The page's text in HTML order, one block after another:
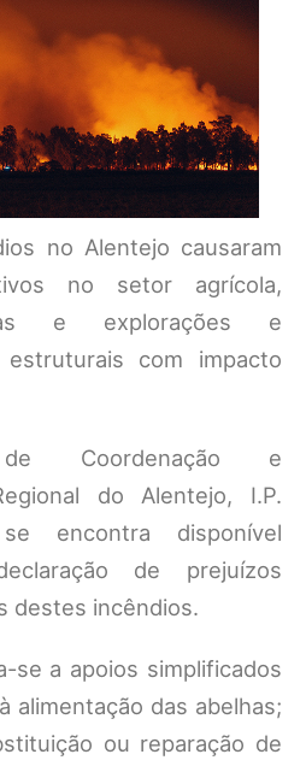
no Alentejo causaram
no setor agrícola,
e explorações e
com impacto
Coordenação e
do Alentejo, I.P.
encontra disponível
de prejuízos
destes incêndios.
se a apoios simplificados
alimentação das abelhas;
ou reparação de